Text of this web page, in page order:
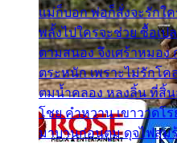
แม่ก็บอก พ่อก็สั่งจะรักใ
พลั้งไปใครจะช่วย ซื้อเป
ตามสนอง จึงเศร้าหมอง
ตระหนัก เพราะไม่รักโ
ตมน้ำคลอง หลงลิ้น ที่สิ้น
โชย คำหวาน เขาวาดโ
มาบานก่อนตูม ดุจไฟสุม